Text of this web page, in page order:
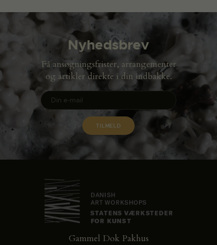
Nyhedsbrev
Få ansøgningsfrister, arrangementer
og artikler direkte i din indbakke.
Gammel Dok Pakhus